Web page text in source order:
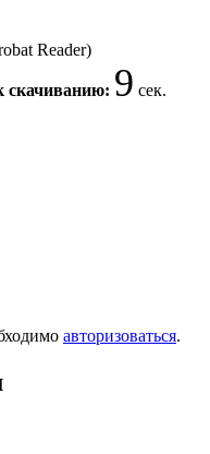
Reader)
скачиванию: 9 сек.
авторизоваться.